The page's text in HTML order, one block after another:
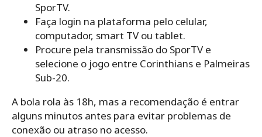
SporTV.
Faça login na plataforma pelo celular,
computador, smart TV ou tablet.
Procure pela transmissão do SporTV e
selecione o jogo entre Corinthians e Palmeiras
Sub-20.
A bola rola às 18h, mas a recomendação é entrar
alguns minutos antes para evitar problemas de
conexão ou atraso no acesso.